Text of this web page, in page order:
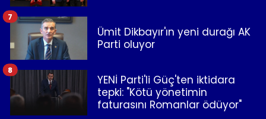
Ümit Dikbayır'ın yeni durağı AK
Parti oluyor
7
YENİ Parti'li Güç'ten iktidara
tepki: "Kötü yönetimin
faturasını Romanlar ödüyor"
8